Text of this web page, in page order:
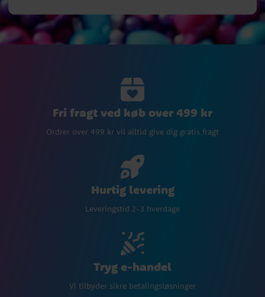
Fri fragt ved køb over 499 kr
Ordrer over 499 kr vil alltid give dig gratis fragt
Hurtig levering
Leveringstid 2-3 hverdage
Tryg e-handel
Vi tilbyder sikre betalingsløsninger